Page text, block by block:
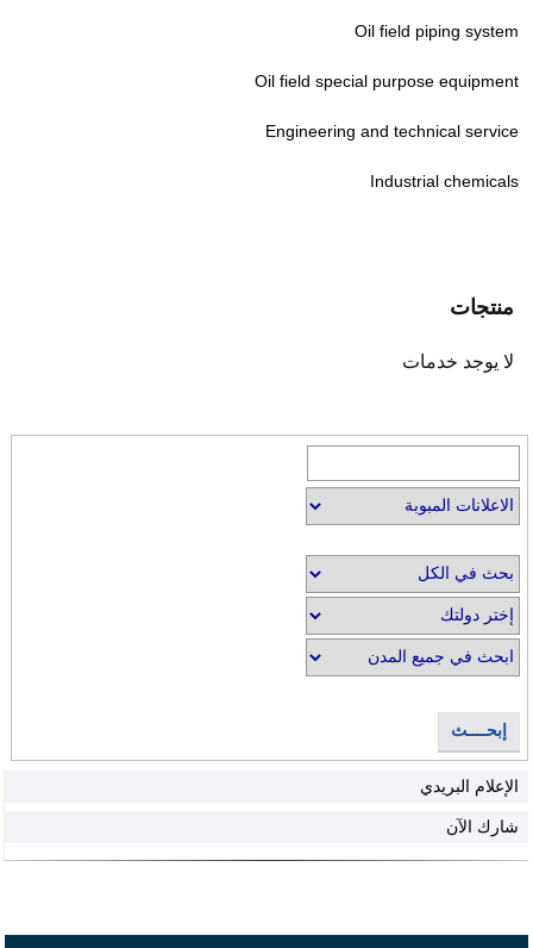
Oil field piping system
Oil field special purpose equipment
Engineering and technical service
Industrial chemicals
منتجات
لا يوجد خدمات
إبحــــث
الإعلام البريدي
شارك الآن